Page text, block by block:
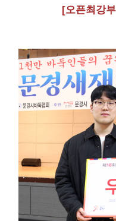
[오픈최강